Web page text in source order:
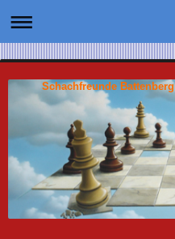
Schachfreunde Battenberg